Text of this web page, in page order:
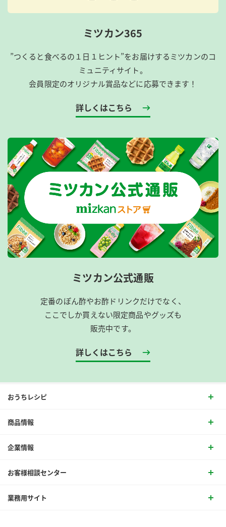
ミツカン365
”つくると食べるの１日１ヒント”をお届けするミツカンのコ
ミュニティサイト。
会員限定のオリジナル賞品などに応募できます！
詳しくはこちら
ミツカン公式通販
定番のぽん酢やお酢ドリンクだけでなく、
ここでしか買えない限定商品やグッズも
販売中です。
詳しくはこちら
おうちレシピ
商品情報
企業情報
お客様相談センター
業務用サイト